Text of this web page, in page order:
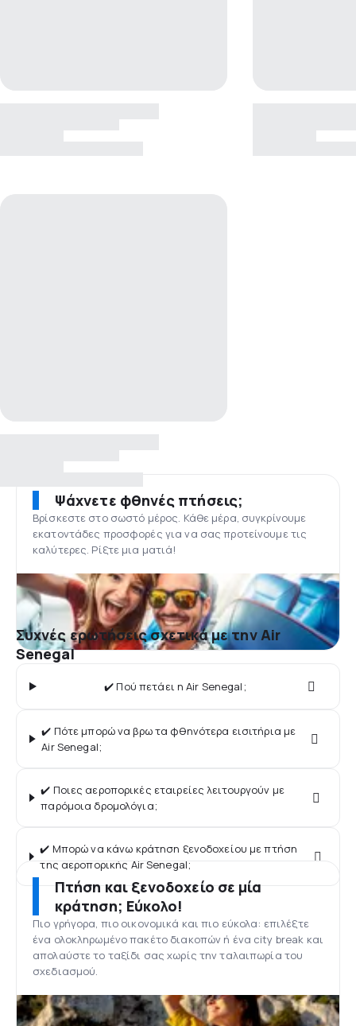
Ψάχνετε φθηνές πτήσεις;
Βρίσκεστε στο σωστό μέρος. Κάθε μέρα, συγκρίνουμε
εκατοντάδες προσφορές για να σας προτείνουμε τις
καλύτερες. Ρίξτε μια ματιά!
Συχνές ερωτήσεις σχετικά με την Air
Senegal
✔️ Πού πετάει η Air Senegal;
✔️ Πότε μπορώ να βρω τα φθηνότερα εισιτήρια με
Air Senegal;
✔️ Ποιες αεροπορικές εταιρείες λειτουργούν με
παρόμοια δρομολόγια;
✔️ Μπορώ να κάνω κράτηση ξενοδοχείου με πτήση
της αεροπορικής Air Senegal;
Πτήση και ξενοδοχείο σε μία
κράτηση; Εύκολο!
Πιο γρήγορα, πιο οικονομικά και πιο εύκολα: επιλέξτε
ένα ολοκληρωμένο πακέτο διακοπών ή ένα city break και
απολαύστε το ταξίδι σας χωρίς την ταλαιπωρία του
σχεδιασμού.